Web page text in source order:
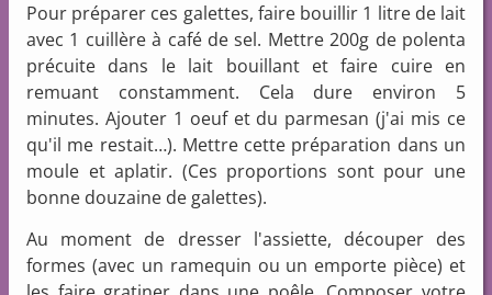
Pour préparer ces galettes, faire bouillir 1 litre de lait
avec 1 cuillère à café de sel. Mettre 200g de polenta
précuite dans le lait bouillant et faire cuire en
remuant constamment. Cela dure environ 5
minutes. Ajouter 1 oeuf et du parmesan (j'ai mis ce
qu'il me restait…). Mettre cette préparation dans un
moule et aplatir. (Ces proportions sont pour une
bonne douzaine de galettes).
Au moment de dresser l'assiette, découper des
formes (avec un ramequin ou un emporte pièce) et